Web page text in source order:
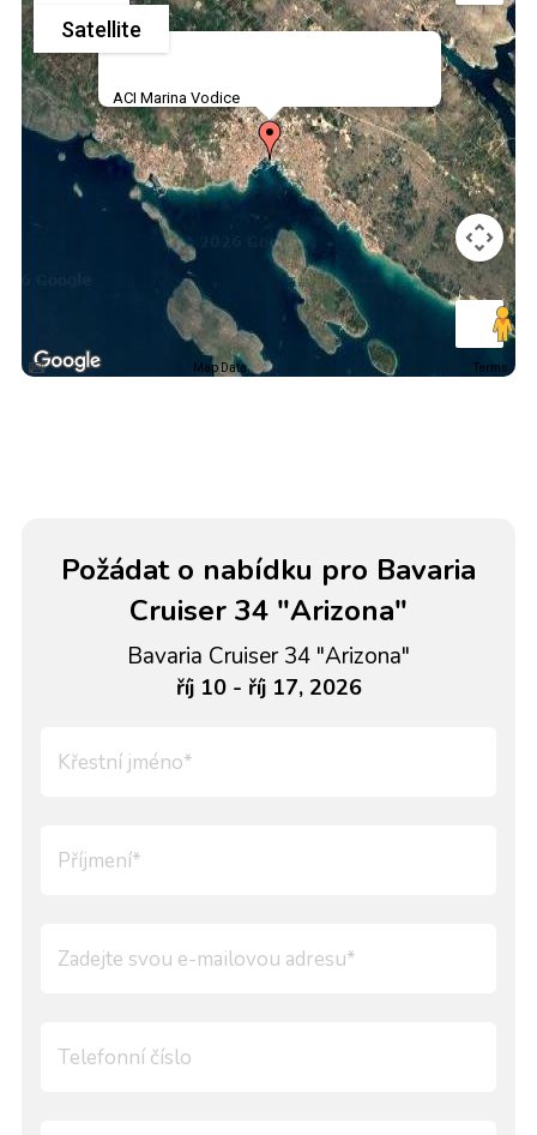
ACI Marina Vodice
Satellite
Map Data Terms
Požádat o nabídku pro Bavaria
Cruiser 34 "Arizona"
Bavaria Cruiser 34 "Arizona"
říj 10 - říj 17, 2026